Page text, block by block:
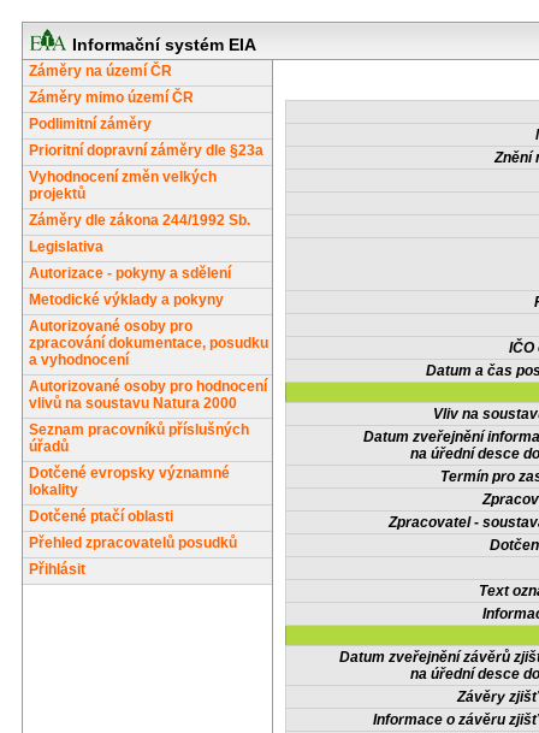
Informační systém EIA
Záměry na území ČR
Záměry mimo území ČR
Podlimitní záměry
Prioritní dopravní záměry dle §23a
Vyhodnocení změn velkých
projektů
Záměry dle zákona 244/1992 Sb.
Legislativa
Autorizace - pokyny a sdělení
Metodické výklady a pokyny
Autorizované osoby pro
zpracování dokumentace, posudku
a vyhodnocení
Autorizované osoby pro hodnocení
vlivů na soustavu Natura 2000
Seznam pracovníků příslušných
úřadů
Dotčené evropsky významné
lokality
Dotčené ptačí oblasti
Přehled zpracovatelů posudků
Přihlásit
Znění
IČO
Datum a čas
Vliv na
Datum zveřejnění
na úřední desce
Termín pro
Zpracovatel -
Text
Datum zveřejnění závěrů
na úřední desce
Závěry
Informace o závěru